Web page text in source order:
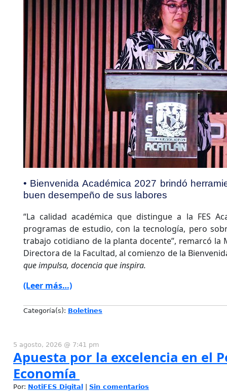
• Bienvenida Académica 2027 brindó
buen desempeño de sus labores
“La calidad académica que distingue a la FES
programas de estudio, con la tecnología, pero
trabajo cotidiano de la planta docente”, remarcó la
Directora de la Facultad, al comienzo de la
que impulsa, docencia que inspira.
(Leer más…)
Categoría(s): Boletines
5 agosto, 2026 @ 7:41 pm
Apuesta por la excelencia en el
Economía
Por: NotiFES Digital Sin comentarios